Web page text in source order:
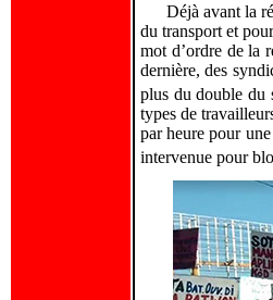
Déjà avant la
du transport et
mot d’ordre de la
dernière, des
plus du double du
types de
par heure pour
intervenue pour